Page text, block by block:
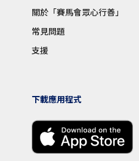
關於「賽馬會眾心行善」
常見問題
支援
下載應用程式